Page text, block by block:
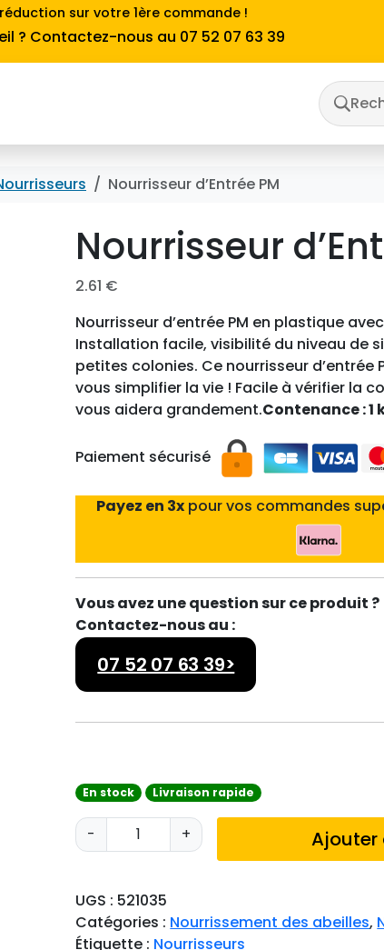
sur votre 1ère commande !
? Contactez-nous au 07 52 07 63 39
Nourrisseur d’Entrée PM
Nourrisseur
2.61 €
Nourrisseur d’entrée PM en plastique
Installation facile, visibilité du niveau de
petites colonies. Ce nourrisseur d’entrée
vous simplifier la vie ! Facile à vérifier la
vous aidera grandement.Contenance : 1
Paiement sécurisé
Payez en 3x pour vos commandes
Vous avez une question sur ce produit ?
Contactez-nous au :
07 52 07 63 39>
En stock Livraison rapide
-
q
u
n
t
i
+ Ajouter
UGS : 521035
Catégories : Nourrissement des abeilles,
Étiquette : Nourrisseurs